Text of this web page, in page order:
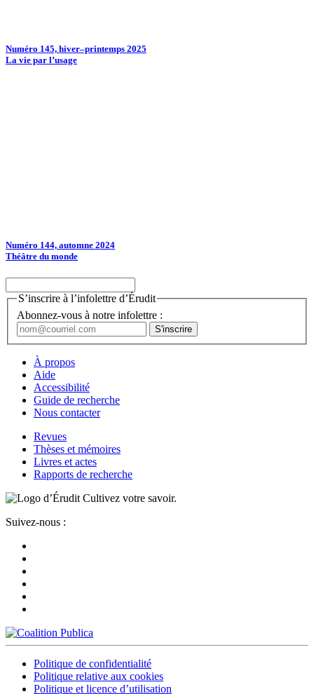
Numéro 145, hiver–printemps 2025
La vie par l’usage
Numéro 144, automne 2024
Théâtre du monde
S’inscrire à l’infolettre d’Érudit
Abonnez-vous à notre infolettre :
À propos
Aide
Accessibilité
Guide de recherche
Nous contacter
Revues
Thèses et mémoires
Livres et actes
Rapports de recherche
Cultivez votre savoir.
Suivez-nous :
Politique de confidentialité
Politique relative aux cookies
Politique et licence d’utilisation